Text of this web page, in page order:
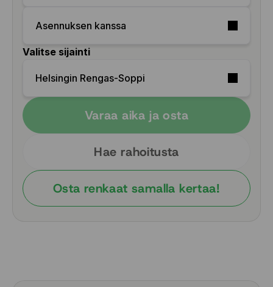
Asennuksen kanssa
Valitse sijainti
Helsingin Rengas-Soppi
Varaa aika ja osta
Hae rahoitusta
Osta renkaat samalla kertaa!